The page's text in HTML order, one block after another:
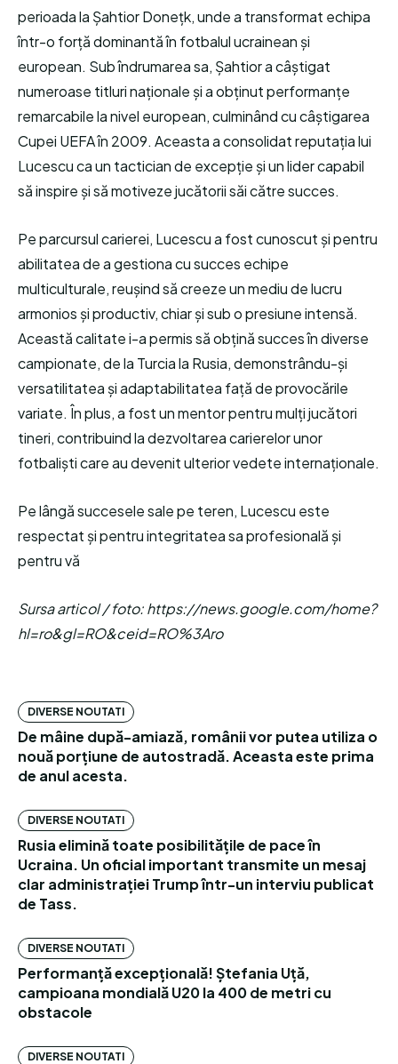
perioada la Șahtior Donețk, unde a transformat echipa
într-o forță dominantă în fotbalul ucrainean și
european. Sub îndrumarea sa, Șahtior a câștigat
numeroase titluri naționale și a obținut performanțe
remarcabile la nivel european, culminând cu câștigarea
Cupei UEFA în 2009. Aceasta a consolidat reputația lui
Lucescu ca un tactician de excepție și un lider capabil
să inspire și să motiveze jucătorii săi către succes.
Pe parcursul carierei, Lucescu a fost cunoscut și pentru
abilitatea de a gestiona cu succes echipe
multiculturale, reușind să creeze un mediu de lucru
armonios și productiv, chiar și sub o presiune intensă.
Această calitate i-a permis să obțină succes în diverse
campionate, de la Turcia la Rusia, demonstrându-și
versatilitatea și adaptabilitatea față de provocările
variate. În plus, a fost un mentor pentru mulți jucători
tineri, contribuind la dezvoltarea carierelor unor
fotbaliști care au devenit ulterior vedete internaționale.
Pe lângă succesele sale pe teren, Lucescu este
respectat și pentru integritatea sa profesională și
pentru vă
Sursa articol / foto: https://news.google.com/home?
hl=ro&gl=RO&ceid=RO%3Aro
DIVERSE NOUTATI
De mâine după-amiază, românii vor putea utiliza o
nouă porțiune de autostradă. Aceasta este prima
de anul acesta.
DIVERSE NOUTATI
Rusia elimină toate posibilitățile de pace în
Ucraina. Un oficial important transmite un mesaj
clar administrației Trump într-un interviu publicat
de Tass.
DIVERSE NOUTATI
Performanță excepțională! Ștefania Uță,
campioana mondială U20 la 400 de metri cu
obstacole
DIVERSE NOUTATI